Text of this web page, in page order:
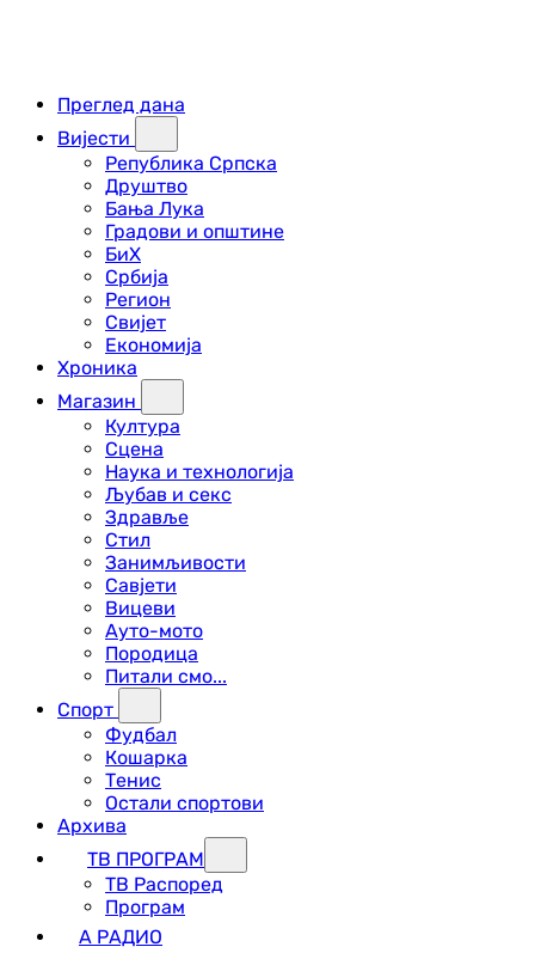
Преглед дана
Вијести
Република Српска
Друштво
Бања Лука
Градови и општине
БиХ
Србија
Регион
Свијет
Економија
Хроника
Магазин
Култура
Сцена
Наука и технологија
Љубав и секс
Здравље
Стил
Занимљивости
Савјети
Вицеви
Ауто-мото
Породица
Питали смо...
Спорт
Фудбал
Кошарка
Тенис
Остали спортови
Архива
ТВ ПРОГРАМ
ТВ Распоред
Програм
А РАДИО